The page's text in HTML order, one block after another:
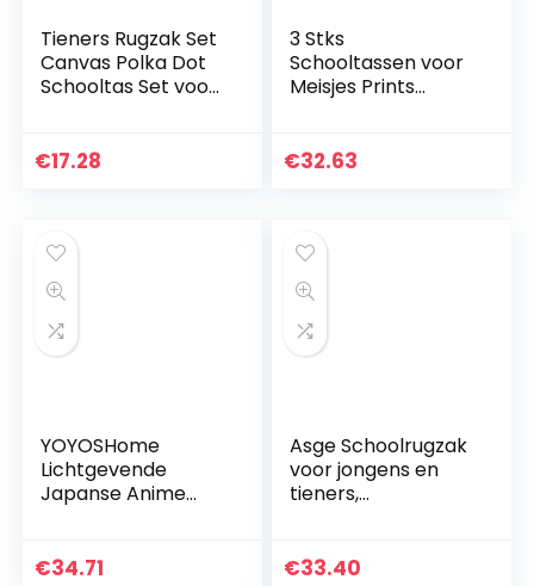
Tieners Rugzak Set
Canvas Polka Dot
Schooltas Set voor
Groen
€17.28
3 Stks
Schooltassen voor
Meisjes Prints
Rugzak met Lunch
€32.63
YOYOSHome
Lichtgevende
Japanse Anime
Tas Rugzak
€34.71
Asge Schoolrugzak
voor jongens en
tieners,
ergonomische
€33.40